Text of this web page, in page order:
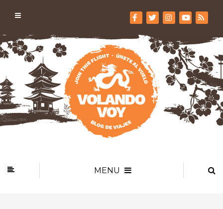
MENU